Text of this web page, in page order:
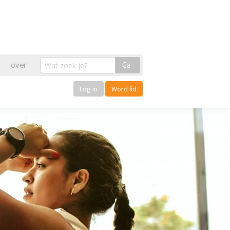
over Ga
Log in Word lid